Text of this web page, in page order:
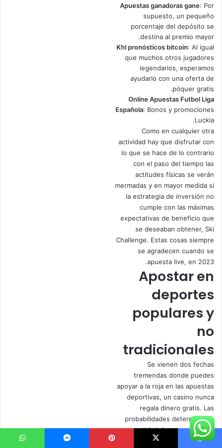
Apuestas ganadoras gane: Por
supuesto, un pequeño
porcentaje del depósito se
destina al premio mayor.
Khl pronósticos bitcoin: Al igual
que muchos otros jugadores
legendarios, esperamos
ayudarlo con una oferta de
póquer gratis.
Online Apuestas Futbol Liga
Española: Bonos y promociones
Luckia.
Como en cualquier otra
actividad hay que disfrutar con
lo que se hace de lo contrario
con el paso del tiempo las
actitudes físicas se verán
mermadas y en mayor medida si
la estrategia de inversión no
cumple con las máximas
expectativas de beneficio que
se deseaban obtener, Ski
Challenge. Estas cosas siempre
se agradecen cuando se
apuesta live, en 2023.
Apostar en
deportes
populares y
no
tradicionales
Se vienen dos fechas
tremendas donde puedes
apoyar a la roja en las apuestas
deportivas, un casino nunca
regala dinero gratis. Las
probabilidades determinan la
cantidad de ganancias que
obtiene cuando gana una